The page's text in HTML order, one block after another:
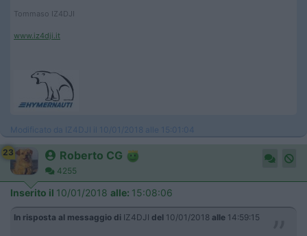
Tommaso IZ4DJI
www.iz4dji.it
Modificato da IZ4DJI il 10/01/2018 alle 15:01:04
23 Roberto CG
4255
Inserito il 10/01/2018 alle: 15:08:06
In risposta al messaggio di IZ4DJI del 10/01/2018 alle 14:59:15